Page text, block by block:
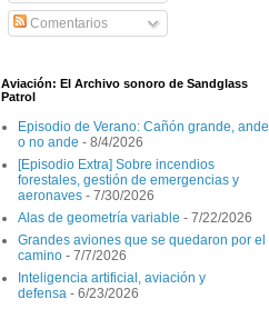
Comentarios
Aviación: El Archivo sonoro de Sandglass
Patrol
Episodio de Verano: Cañón grande, ande
o no ande - 8/4/2026
[Episodio Extra] Sobre incendios
forestales, gestión de emergencias y
aeronaves - 7/30/2026
Alas de geometría variable - 7/22/2026
Grandes aviones que se quedaron por el
camino - 7/7/2026
Inteligencia artificial, aviación y
defensa - 6/23/2026